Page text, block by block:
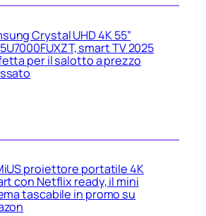
Crystal UHD 4K 55”
smart TV 2025
per il salotto a prezzo
proiettore portatile 4K
con Netflix ready, il mini
tascabile in promo su